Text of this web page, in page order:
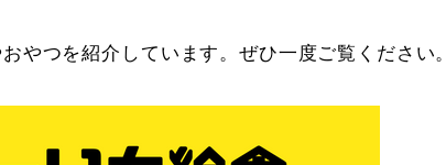
やつを紹介しています。ぜひ一度ご覧ください。